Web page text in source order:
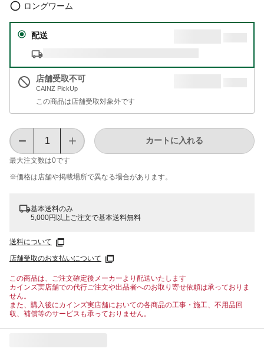
ロングワーム
配送
店舗受取不可
CAINZ PickUp
この商品は店舗受取対象外です
最大注文数は0です
カートに入れる
※価格は​店舗や​掲載場所で​異なる​場合が​あります。
基本送料のみ
5,000円以上ご注文で基本送料無料
送料について
店舗受取のお支払いについて
この商品は、ご注文確定後メーカーより配送いたします
カインズ実店舗での代行ご注文や出品者へのお取り寄せ依頼は承っておりま
せん。
また、購入後にカインズ実店舗においての各商品の工事・施工、不用品回
収、補償等のサービスも承っておりません。